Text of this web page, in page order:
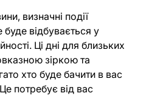
визначні події
відбувається у
Ці дні для близьких
зіркою та
хто буде бачити в вас
потребує від вас